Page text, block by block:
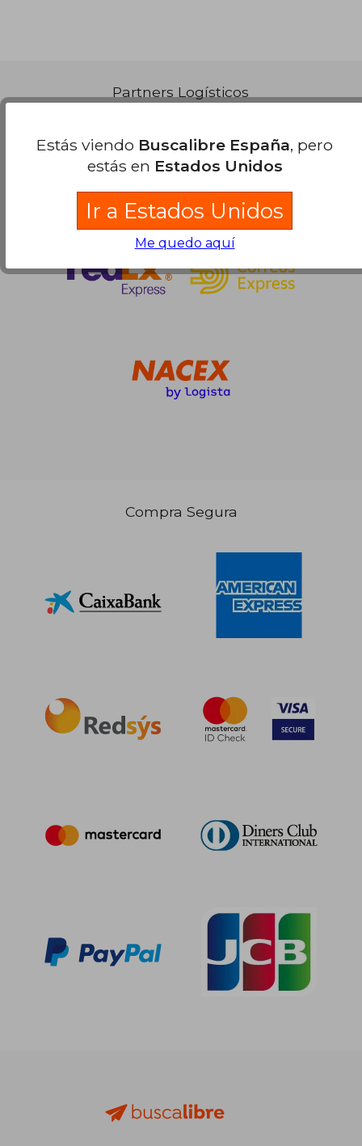
Partners Logísticos
Compra Segura
Estás viendo Buscalibre España, pero
estás en Estados Unidos
Ir a Estados Unidos
Me quedo aquí